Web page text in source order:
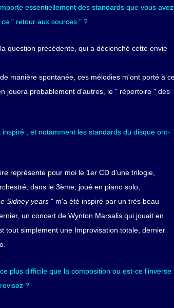
essentiellement des standards que vous avez
" retour aux sources " ?
question précédente, qui a déclenché cette envie
manière spontanée, ces mélodies m'ont porté à
jouera probablement d'autres, le " répertoire " des
, et notamment les standards du disque ont-
représente pour moi le 1er CD d'une trilogie,
dans le 3ème, joué en piano solo,
Sidney years" m'a été inspiré par un très beau
un concert de Wynton Marsalis qui jouait en
tout simplement une Improvisation totale, dernier
plus difficile que la composition ou est-ce l'inverse
?